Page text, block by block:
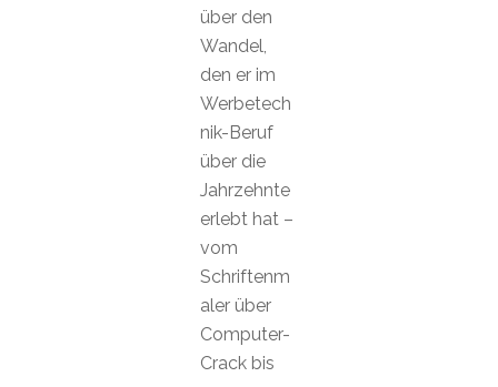
über den
Wandel,
den er im
Werbetech
nik-Beruf
über die
Jahrzehnte
erlebt hat –
vom
Schriftenm
aler über
Computer-
Crack bis